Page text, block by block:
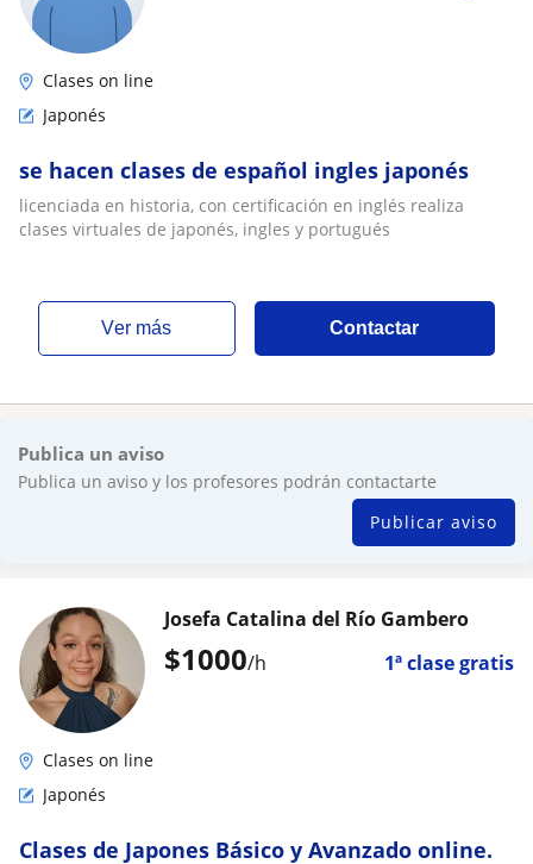
Clases on line
Japonés
se hacen clases de español ingles japonés
licenciada en historia, con certificación en inglés realiza
clases virtuales de japonés, ingles y portugués
ver más Contactar
Publica un aviso
Publica un aviso y los profesores podrán contactarte
Publicar aviso
$1000/h 1ª clase gratis
Josefa Catalina del Río Gambero
Clases on line
Japonés
Clases de Japones Básico y Avanzado online.